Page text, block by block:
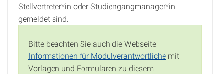
Stellvertreter*in oder Studiengangmanager*in
gemeldet sind.
Bitte beachten Sie auch die Webseite
Informationen für Modulverantwortliche mit
Vorlagen und Formularen zu diesem